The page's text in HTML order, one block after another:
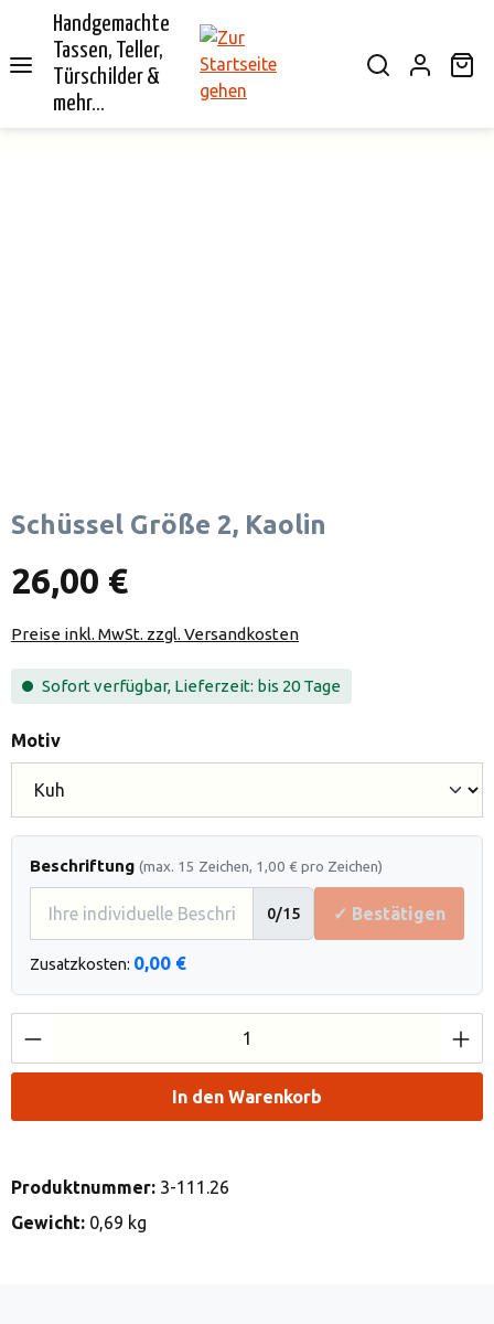
springen
Handgemachte
Tassen, Teller,
Türschilder &
mehr...
Schüssel Größe 2, Kaolin
26,00 €
Preise inkl. MwSt. zzgl. Versandkosten
Sofort verfügbar, Lieferzeit: bis 20 Tage
Motivauswählen
Beschriftung (max. 15 Zeichen, 1,00 € pro Zeichen)
0/15 ✓ Bestätigen
Zusatzkosten: 0,00 €
Produkt Anzahl: Gib den gewünschten
In den Warenkorb
Produktnummer: 3-111.26
Gewicht: 0,69 kg